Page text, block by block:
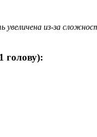
из-за
голову):